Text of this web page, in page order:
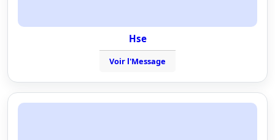
Hse
Voir l'Message